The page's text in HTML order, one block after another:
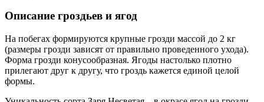
Описание гроздьев и ягод
На побегах формируются крупные грозди массой до 2 кг
(размеры грозди зависят от правильно проведенного ухода).
Форма грозди конусообразная. Ягоды настолько плотно
прилегают друг к другу, что гроздь кажется единой целой
формы.